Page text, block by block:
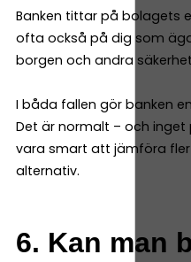
Banken tittar på bolagets
ofta också på dig som
borgen och andra
I båda fallen gör banken
Det är normalt – och inget
vara smart att jämföra
alternativ.
6. Kan man